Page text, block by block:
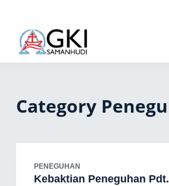
Category
PENEGUHAN
Kebaktian Peneguhan